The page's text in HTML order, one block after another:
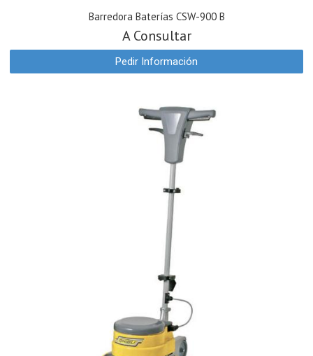
Barredora Baterías CSW-900 B
A Consultar
Pedir Información